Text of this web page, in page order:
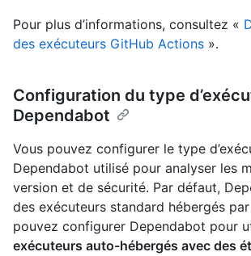
Pour plus d’informations, consultez «
des exécuteurs GitHub Actions ».
Configuration du type
Dependabot
Vous pouvez configurer le type
Dependabot utilisé pour analyser les
version et de sécurité. Par défaut,
des exécuteurs standard hébergés par
pouvez configurer Dependabot pour
exécuteurs auto-hébergés avec des